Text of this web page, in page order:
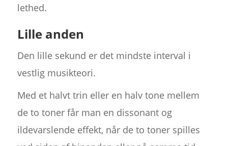
lethed.
Lille anden
Den lille sekund er det mindste interval i
vestlig musikteori.
Med et halvt trin eller en halv tone mellem
de to toner får man en dissonant og
ildevarslende effekt, når de to toner spilles